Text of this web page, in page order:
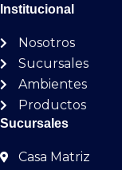
Institucional
Nosotros
Sucursales
Ambientes
Productos
Sucursales
Casa Matriz